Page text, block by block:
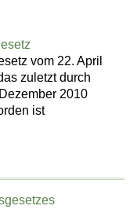
vom 22. April
zuletzt durch
2010
ist